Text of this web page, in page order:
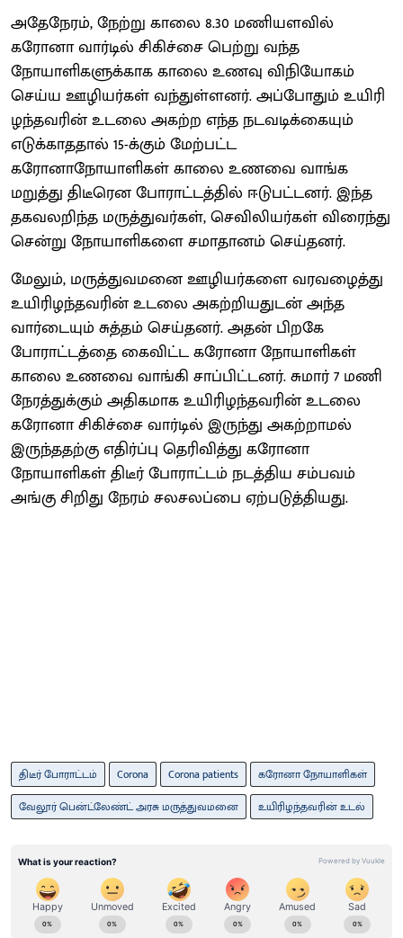
அதேநேரம், நேற்று காலை 8.30 மணியளவில்
கரோனா வார்டில் சிகிச்சை பெற்று வந்த
நோயாளிகளுக்காக காலை உணவு விநியோகம்
செய்ய ஊழியர்கள் வந்துள்ளனர். அப்போதும் உயிரி
ழந்தவரின் உடலை அகற்ற எந்த நடவடிக்கையும்
எடுக்காததால் 15-க்கும் மேற்பட்ட
கரோனாநோயாளிகள் காலை உணவை வாங்க
மறுத்து திடீரென போராட்டத்தில் ஈடுபட்டனர். இந்த
தகவலறிந்த மருத்துவர்கள், செவிலியர்கள் விரைந்து
சென்று நோயாளிகளை சமாதானம் செய்தனர்.
மேலும், மருத்துவமனை ஊழியர்களை வரவழைத்து
உயிரிழந்தவரின் உடலை அகற்றியதுடன் அந்த
வார்டையும் சுத்தம் செய்தனர். அதன் பிறகே
போராட்டத்தை கைவிட்ட கரோனா நோயாளிகள்
காலை உணவை வாங்கி சாப்பிட்டனர். சுமார் 7 மணி
நேரத்துக்கும் அதிகமாக உயிரிழந்தவரின் உடலை
கரோனா சிகிச்சை வார்டில் இருந்து அகற்றாமல்
இருந்ததற்கு எதிர்ப்பு தெரிவித்து கரோனா
நோயாளிகள் திடீர் போராட்டம் நடத்திய சம்பவம்
அங்கு சிறிது நேரம் சலசலப்பை ஏற்படுத்தியது.
திடீர் போராட்டம் Corona Corona patients
கரோனா நோயாளிகள்
வேலூர் பென்ட்லேண்ட் அரசு மருத்துவமனை
உயிரிழந்தவரின் உடல்